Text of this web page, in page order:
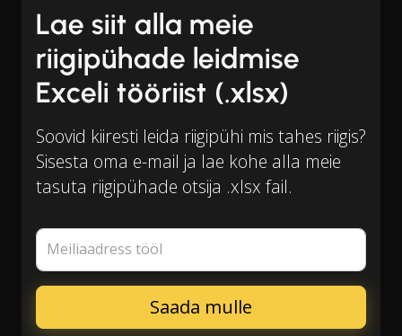
Lae siit alla meie
riigipühade leidmise
Exceli tööriist (.xlsx)
Soovid kiiresti leida riigipühi mis tahes riigis?
Sisesta oma e-mail ja lae kohe alla meie
tasuta riigipühade otsija .xlsx fail.
Meiliaadress tööl